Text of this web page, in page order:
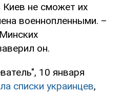
Киев не сможет их
военнопленными. –
он.
10 января
списки украинцев,